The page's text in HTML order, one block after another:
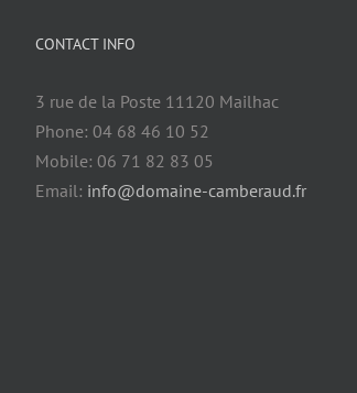
CONTACT INFO
3 rue de la Poste 11120 Mailhac
Phone: 04 68 46 10 52
Mobile: 06 71 82 83 05
Email: info@domaine-camberaud.fr